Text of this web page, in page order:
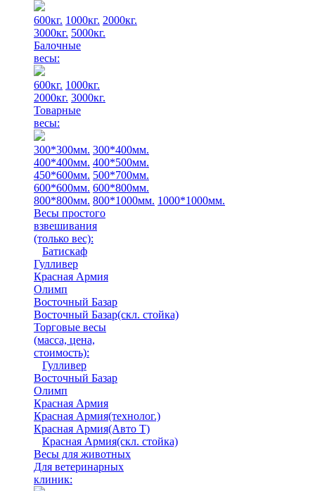
600кг. 1000кг. 2000кг.
3000кг. 5000кг.
Балочные
весы:
600кг. 1000кг.
2000кг. 3000кг.
Товарные
весы:
300*300мм. 300*400мм.
400*400мм. 400*500мм.
450*600мм. 500*700мм.
600*600мм. 600*800мм.
800*800мм. 800*1000мм. 1000*1000мм.
Весы простого
взвешивания
(только вес):
Батискаф
Гулливер
Красная Армия
Олимп
Восточный Базар
Восточный Базар(скл. стойка)
Торговые весы
(масса, цена,
стоимость):
Гулливер
Восточный Базар
Олимп
Красная Армия
Красная Армия(технолог.)
Красная Армия(Авто Т)
Красная Армия(скл. стойка)
Весы для животных
Для ветеринарных
клиник: